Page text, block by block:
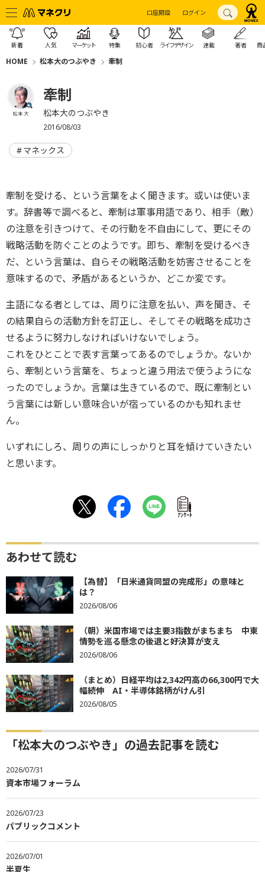
口座開設 ログイン
新着 人気 マーケット 特集 初心者 ライフデザイン 連載 著者 商
HOME 松本大のつぶやき 牽制
松本 大
牽制
松本大のつぶやき
2016/08/03
マネックス
牽制を受ける、という言葉をよく聞きます。或いは使いま
す。辞書等で調べると、牽制は軍事用語であり、相手（敵）
の注意を引きつけて、その行動を不自由にして、更にその
戦略活動を防ぐことのようです。即ち、牽制を受けるべき
だ、という言葉は、自らその戦略活動を妨害させることを
意味するので、矛盾があるというか、どこか変です。
主語になる者としては、周りに注意を払い、声を聞き、そ
の結果自らの活動方針を訂正し、そしてその戦略を成功さ
せるように努力しなければいけないでしょう。
これをひとことで表す言葉ってあるのでしょうか。ないか
ら、牽制という言葉を、ちょっと違う用法で使うようにな
ったのでしょうか。言葉は生きているので、既に牽制とい
う言葉には新しい意味合いが宿っているのかも知れませ
ん。
いずれにしろ、周りの声にしっかりと耳を傾けていきたい
と思います。
ｱﾝｹｰﾄ
あわせて読む
【為替】「日米通貨同盟の完成形」の意味と
は？
2026/08/06
（朝）米国市場では主要3指数がまちまち 中東
情勢を巡る懸念の後退と好決算が支え
2026/08/06
（まとめ）日経平均は2,342円高の66,300円で大
幅続伸 AI・半導体銘柄がけん引
2026/08/05
「松本大のつぶやき」の過去記事を読む
2026/07/31
資本市場フォーラム
2026/07/23
パブリックコメント
2026/07/01
半夏生